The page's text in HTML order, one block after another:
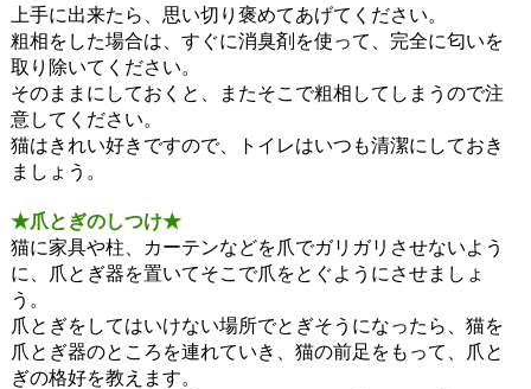
上手に出来たら、思い切り褒めてあげてください。
粗相をした場合は、すぐに消臭剤を使って、完全に匂いを
取り除いてください。
そのままにしておくと、またそこで粗相してしまうので注
意してください。
猫はきれい好きですので、トイレはいつも清潔にしておき
ましょう。
★爪とぎのしつけ★
猫に家具や柱、カーテンなどを爪でガリガリさせないよう
に、爪とぎ器を置いてそこで爪をとぐようにさせましょ
う。
爪とぎをしてはいけない場所でとぎそうになったら、猫を
爪とぎ器のところを連れていき、猫の前足をもって、爪と
ぎの格好を教えます。